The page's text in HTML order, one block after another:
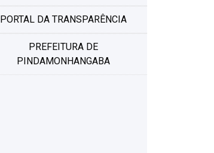
PORTAL DA TRANSPARÊNCIA
PREFEITURA DE
PINDAMONHANGABA